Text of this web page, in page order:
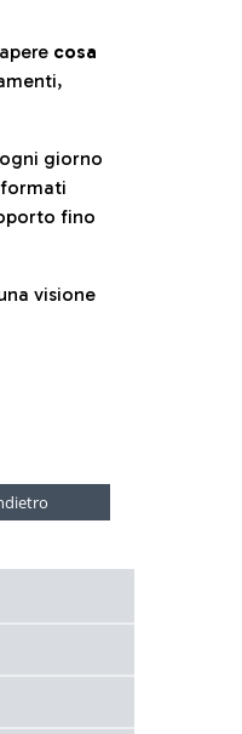
cosa
giorno
fino
visione